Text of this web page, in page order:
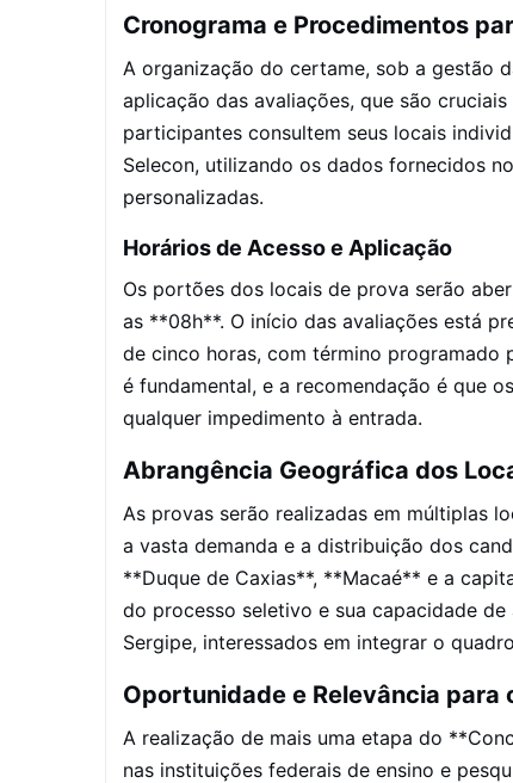
Cronograma e Procedimentos
A organização do certame, sob a gestão
aplicação das avaliações, que são
participantes consultem seus locais
Selecon, utilizando os dados fornecidos
personalizadas.
Horários de Acesso e Aplicação
Os portões dos locais de prova serão
as **08h**. O início das avaliações está
de cinco horas, com término programado
é fundamental, e a recomendação é que
qualquer impedimento à entrada.
Abrangência Geográfica dos
As provas serão realizadas em múltiplas
a vasta demanda e a distribuição dos
**Duque de Caxias**, **Macaé** e a
do processo seletivo e sua capacidade
Sergipe, interessados em integrar o
Oportunidade e Relevância para
A realização de mais uma etapa do
nas instituições federais de ensino e